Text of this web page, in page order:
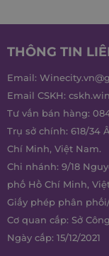
THÔNG TIN
Email:
Email CSKH:
Tư vấn bán hàng:
Trụ sở chính: 618/34
Chí Minh, Việt Nam.
Chi nhánh: 9/18
phố Hồ Chí Minh,
Giấy phép phân
Cơ quan cấp: Sở
Ngày cấp: 15/12/2021